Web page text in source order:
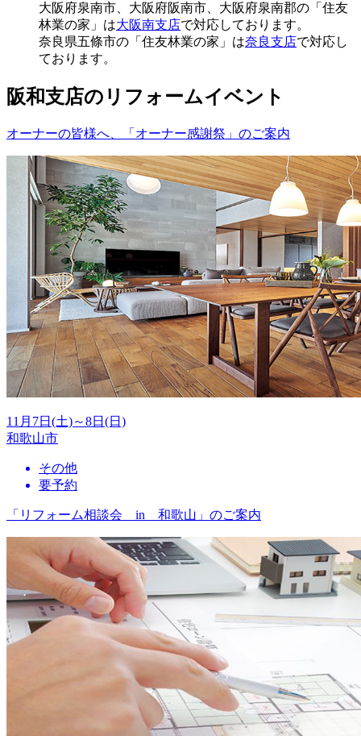
大阪府泉南市、大阪府阪南市、大阪府泉南郡の「住友
林業の家」は大阪南支店で対応しております。
奈良県五條市の「住友林業の家」は奈良支店で対応し
ております。
阪和支店のリフォームイベント
オーナーの皆様へ、「オーナー感謝祭」のご案内
11月7日(土)～8日(日)
和歌山市
その他
要予約
「リフォーム相談会 in 和歌山」のご案内